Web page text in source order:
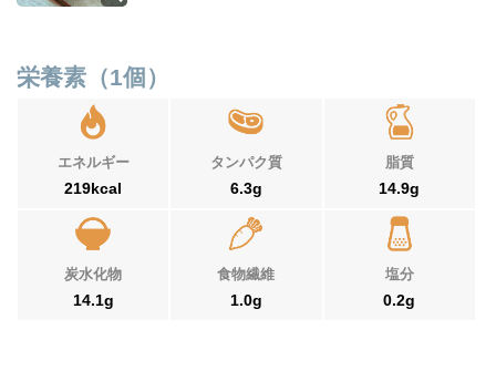
栄養素（1個）
エネルギー
219kcal
タンパク質
6.3g
脂質
14.9g
炭水化物
14.1g
食物繊維
1.0g
塩分
0.2g